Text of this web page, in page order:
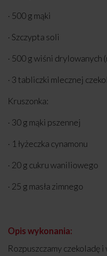
· 500 g mąki
· Szczypta soli
· 500 g wiśni drylowanych
· 3 tabliczki mlecznej
Kruszonka:
· 30 g mąki pszennej
· 1 łyżeczka cynamonu
· 20 g cukru waniliowego
· 25 g masła zimnego
Opis wykonania:
Rozpuszczamy czekoladę